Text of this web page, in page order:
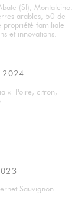
(SI), Montalcino.
arables, 50 de
propriété familiale
et innovations.
2024
« Poire, citron,
Sauvignon